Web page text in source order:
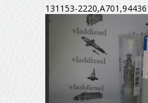
131153-